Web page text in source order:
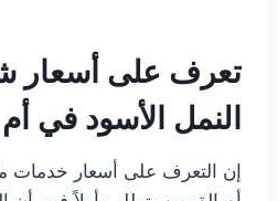
تعرف على أسعار
النمل الأسود في
إن التعرف على أسعار خدمات